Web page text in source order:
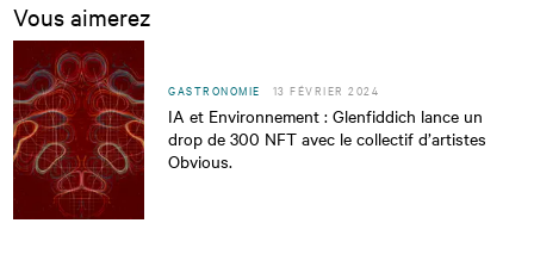
Vous aimerez
GASTRONOMIE 13 FÉVRIER 2024
IA et Environnement : Glenfiddich lance un
drop de 300 NFT avec le collectif d’artistes
Obvious.